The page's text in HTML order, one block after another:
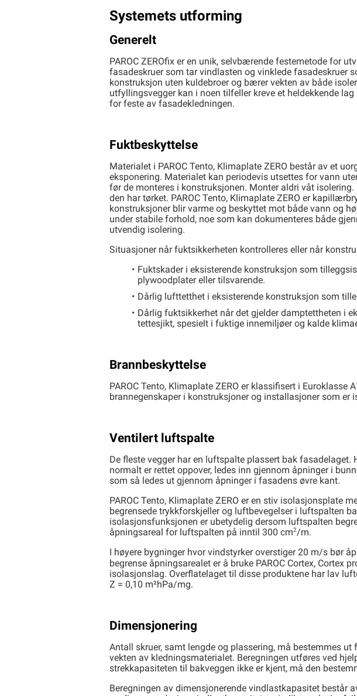
Systemets utforming
Generelt
PAROC ZEROfix er en unik, selvbærende festemetode for
fasadeskruer som tar vindlasten og vinklede fasadeskruer
konstruksjon uten kuldebroer og bærer vekten av både
utfyllingsvegger kan i noen tilfeller kreve et heldekkende
for feste av fasadekledningen.
Fuktbeskyttelse
Materialet i PAROC Tento, Klimaplate ZERO består av et
eksponering. Materialet kan periodevis utsettes for vann
før de monteres i konstruksjonen. Monter aldri våt
den har tørket. PAROC Tento, Klimaplate ZERO er
konstruksjoner blir varme og beskyttet mot både vann og
under stabile forhold, noe som kan dokumenteres både
utvendig isolering.
Situasjoner når fuktsikkerheten kontrolleres eller når
Fuktskader i eksisterende konstruksjon som
plywoodplater eller tilsvarende.
Dårlig lufttetthet i eksisterende konstruksjon som
Dårlig fuktsikkerhet når det gjelder damptettheten i
tettesjikt, spesielt i fuktige innemiljøer og kalde
Brannbeskyttelse
PAROC Tento, Klimaplate ZERO er klassifisert i
brannegenskaper i konstruksjoner og installasjoner som er
Ventilert luftspalte
De fleste vegger har en luftspalte plassert bak
normalt er rettet oppover, ledes inn gjennom åpninger i
som så ledes ut gjennom åpninger i fasadens øvre kant.
PAROC Tento, Klimaplate ZERO er en stiv isolasjonsplate
begrensede trykkforskjeller og luftbevegelser i luftspalten
isolasjonsfunksjonen er ubetydelig dersom luftspalten
åpningsareal for luftspalten på inntil 300 cm2/m.
I høyere bygninger hvor vindstyrker overstiger 20 m/s bør
begrense åpningsarealet er å bruke PAROC Cortex, Cortex
isolasjonslag. Overflatelaget til disse produktene har lav
Z = 0,10 m²hPa/mg.
Dimensjonering
Antall skruer, samt lengde og plassering, må bestemmes
vekten av kledningsmaterialet. Beregningen utføres ved
strekkapasiteten til bakveggen ikke er kjent, må den
Beregningen av dimensjonerende vindlastkapasitet består